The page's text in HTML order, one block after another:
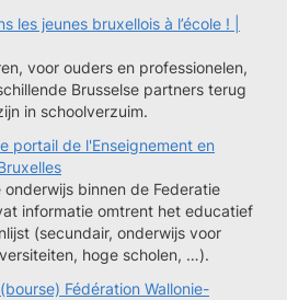
les jeunes bruxellois à l’école ! |
voor ouders en professionelen,
Brusselse partners terug
in schoolverzuim.
portail de l'Enseignement en
binnen de Federatie
informatie omtrent het educatief
(secundair, onderwijs voor
hoge scholen, …).
Fédération Wallonie-